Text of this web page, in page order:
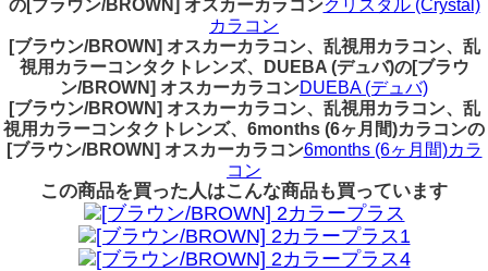
の[ブラウン/BROWN] オスカーカラコンクリスタル (Crystal)
カラコン
[ブラウン/BROWN] オスカーカラコン、乱視用カラコン、乱
視用カラーコンタクトレンズ、DUEBA (デュバ)の[ブラウ
ン/BROWN] オスカーカラコンDUEBA (デュバ)
[ブラウン/BROWN] オスカーカラコン、乱視用カラコン、乱
視用カラーコンタクトレンズ、6months (6ヶ月間)カラコンの
[ブラウン/BROWN] オスカーカラコン6months (6ヶ月間)カラ
コン
この商品を買った人はこんな商品も買っています